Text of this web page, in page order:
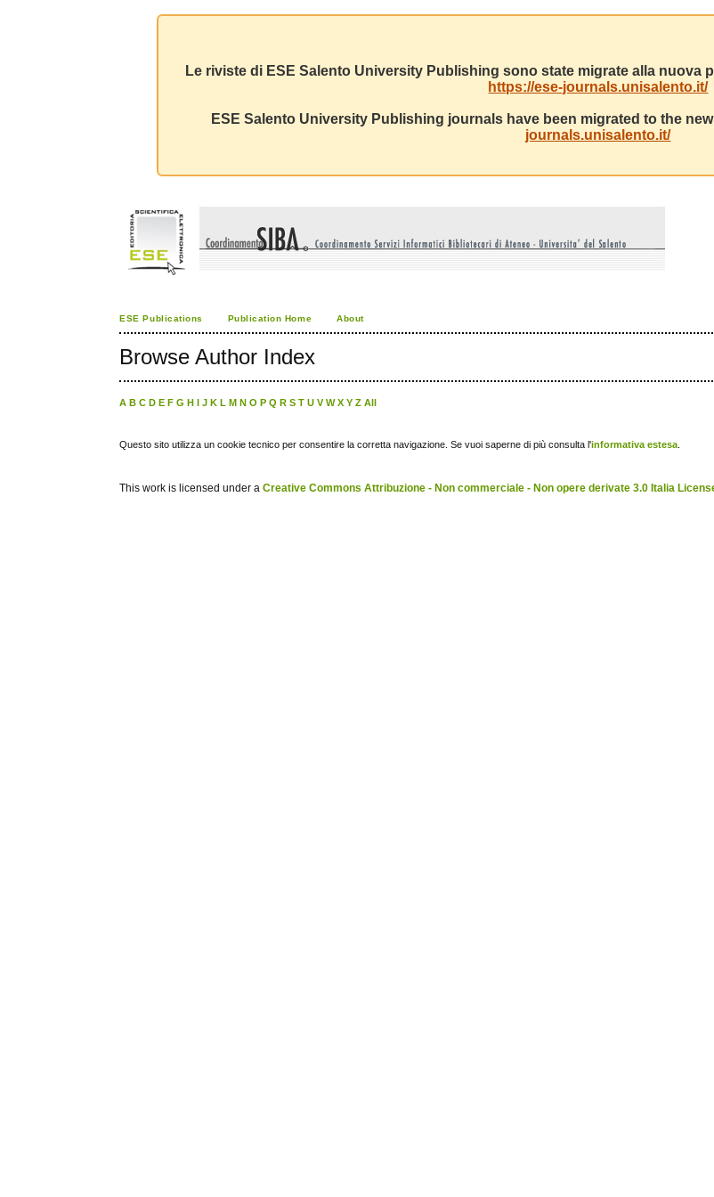
Le riviste di ESE Salento University Publishing sono state migrate alla
https://ese-journals.unisalento.it/
ESE Salento University Publishing journals have been migrated to the
journals.unisalento.it/
ESE Publications Publication Home About
Browse Author Index
A B C D E F G H I J K L M N O P Q R S T U V W X Y Z All
Questo sito utilizza un cookie tecnico per consentire la corretta navigazione. Se vuoi saperne di più consulta l'informativa estesa
This work is licensed under aCreative Commons Attribuzione - Non commerciale - Non opere derivate 3.0 Italia